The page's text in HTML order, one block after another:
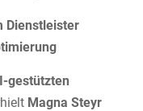
Dienstleister
gestützten
Magna Steyr